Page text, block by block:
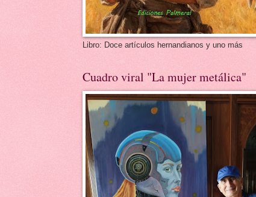
Libro: Doce artículos hernandianos y uno más
Cuadro viral "La mujer metálica"